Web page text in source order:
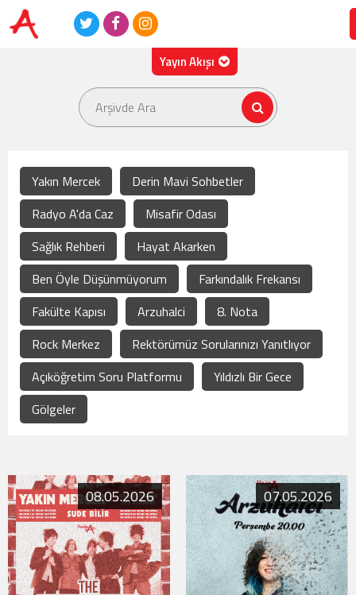
08.08.2026- Cumartesi
08:00-23:00 Radyo A Liste
Yayın Akışı
Yakın Mercek
Derin Mavi Sohbetler
Radyo A'da Caz
Misafir Odası
Sağlık Rehberi
Hayat Akarken
Ben Öyle Düşünmüyorum
Farkındalık Frekansı
Fakülte Kapısı
Arzuhalci
8. Nota
Rock Merkez
Rektörümüz Sorularınızı Yanıtlıyor
Açıköğretim Soru Platformu
Yıldızlı Bir Gece
Gölgeler
08.05.2026 07.05.2026